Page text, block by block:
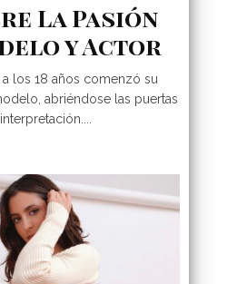
La Pasión
y Actor
los 18 años comenzó su
abriéndose las puertas